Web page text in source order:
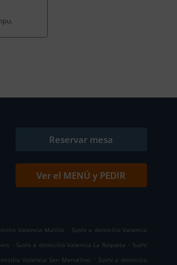
Reservar mesa
Ver el MENÚ y PEDIR
Valencia Malilla . Sushi a domicilio Valencia
. Sushi a domicilio Valencia La Roqueta . Sushi
Valencia San Marcelino . Sushi a domicilio